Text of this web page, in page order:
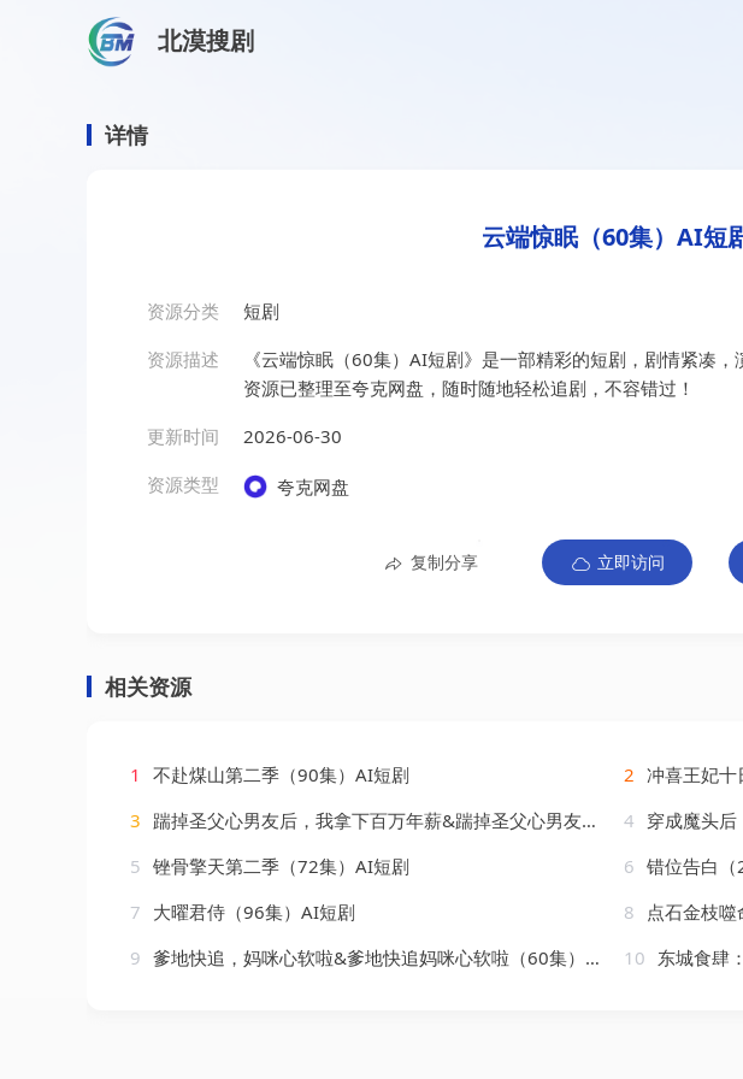
北漠搜剧
详情
云端惊眠（60集）AI短
资源分类
短剧
资源描述
《云端惊眠（60集）AI短剧》是一部精彩的短剧，剧情紧凑
资源已整理至夸克网盘，随时随地轻松追剧，不容错过！
更新时间
2026-06-30
资源类型
夸克网盘
复制分享 立即访问
相关资源
1 不赴煤山第二季（90集）AI短剧 2 冲喜王妃
3 踹掉圣父心男友后，我拿下百万年薪&踹掉圣父心男友后我拿下百万年薪（44集）AI短剧 4 穿成魔头后，
5 锉骨擎天第二季（72集）AI短剧 6 错位告白
7 大曜君侍（96集）AI短剧 8
点石金枝
9 爹地快追，妈咪心软啦&爹地快追妈咪心软啦（60集）AI短剧 10 东城食肆